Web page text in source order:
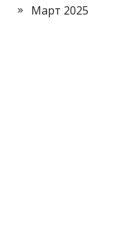
Март 2025